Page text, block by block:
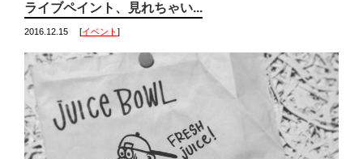
ライブペイント、見れちゃい...
2016.12.15 [イベント]